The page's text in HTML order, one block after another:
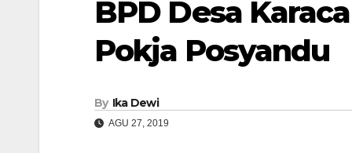
BPD Desa
Pokja Posyandu
By Ika Dewi
AGU 27, 2019